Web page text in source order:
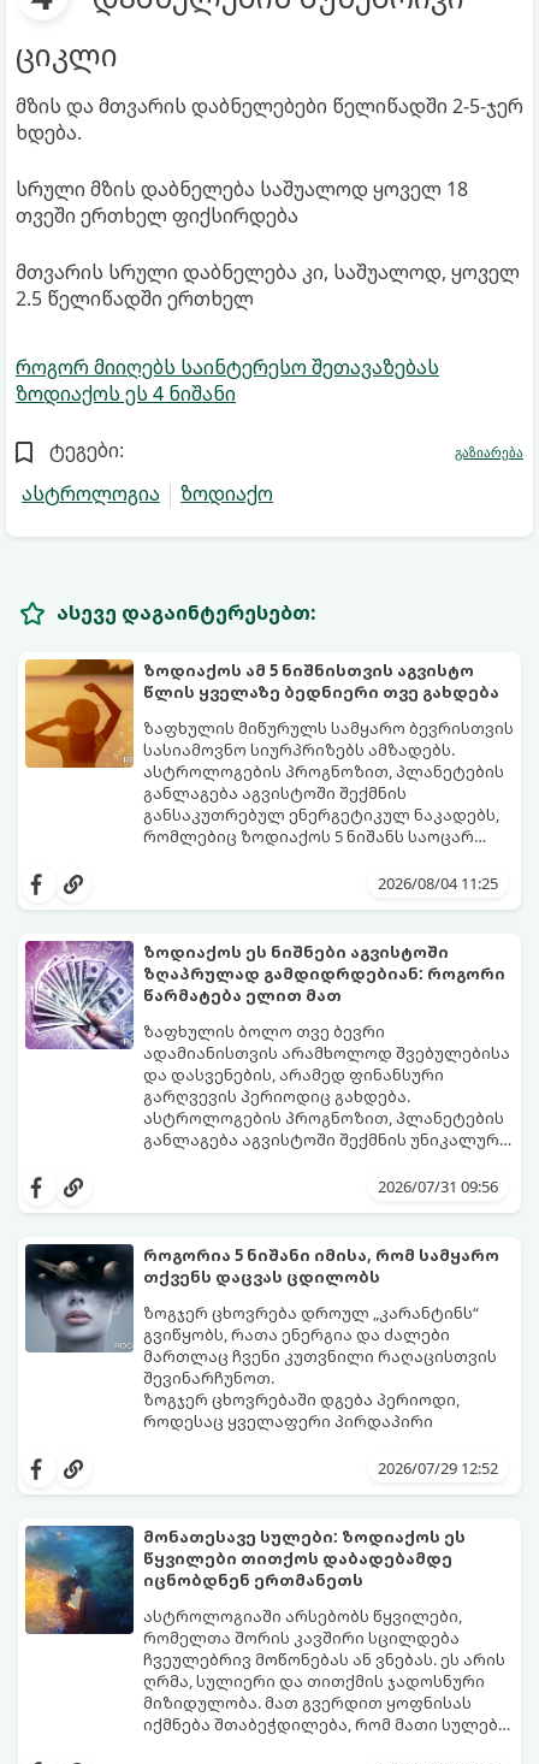
ციკლი
მზის და მთვარის დაბნელებები წელიწადში 2-5-ჯერ
ხდება.
სრული მზის დაბნელება საშუალოდ ყოველ 18
თვეში ერთხელ ფიქსირდება
მთვარის სრული დაბნელება კი, საშუალოდ, ყოველ
2.5 წელიწადში ერთხელ
როგორ მიიღებს საინტერესო შეთავაზებას
ზოდიაქოს ეს 4 ნიშანი
ტეგები:
ასტროლოგია
ზოდიაქო
გაზიარება
ასევე დაგაინტერესებთ:
ზოდიაქოს ამ 5 ნიშნისთვის აგვისტო
წლის ყველაზე ბედნიერი თვე გახდება
ზაფხულის მიწურულს სამყარო ბევრისთვის
სასიამოვნო სიურპრიზებს ამზადებს.
ასტროლოგების პროგნოზით, პლანეტების
განლაგება აგვისტოში შექმნის
განსაკუთრებულ ენერგეტიკულ ნაკადებს,
რომლებიც ზოდიაქოს 5 ნიშანს საოცარ
ყველაზე ბედნიერი თვე აღმოჩნდება.
2026/08/04 11:25
ზოდიაქოს ეს ნიშნები აგვისტოში
ზღაპრულად გამდიდრდებიან: როგორი
წარმატება ელით მათ
ზაფხულის ბოლო თვე ბევრი
ადამიანისთვის არამხოლოდ შვებულებისა
და დასვენების, არამედ ფინანსური
გარღვევის პერიოდიც გახდება.
ასტროლოგების პროგნოზით, პლანეტების
განლაგება აგვისტოში შექმნის უნიკალურ
ზოდიაქოს 4 ნიშანს ფინანსური წარმატების
შორის, ვისაც აგვისტოში ფინანსური
2026/07/31 09:56
როგორია 5 ნიშანი იმისა, რომ სამყარო
თქვენს დაცვას ცდილობს
ზოგჯერ ცხოვრება დროულ „კარანტინს“
გვიწყობს, რათა ენერგია და ძალები
მართლაც ჩვენი კუთვნილი რაღაცისთვის
შევინარჩუნოთ.
ზოგჯერ ცხოვრებაში დგება პერიოდი,
როდესაც ყველაფერი პირდაპირი
იშლება მნიშვნელოვანი გარიგებები,
ახლობლებად ვთვლიდით, უეცრად მიდიან.
ასეთ მომენტებში ადვილია
სასოწარკვეთილებაში ჩავარდნა. თუმცა
ეზოთერიკასა და ფსიქოლოგიაში ეს
ფენომენი ხშირად სხვანაირად
განიხილება: როგორც სამყაროს (ან ჩვენი
არაცნობიერის) ფარული დამცავი
მექანიზმების მუშაობა, რომელთაც
რეალური, მაგრამ ჯერ კიდევ უხილავი
საფრთხისგან შორს მივყავართ.
აი, 5 აშკარა ნიშანი იმისა, რომ
მომხდარი მარცხი სასჯელი კი არა,
თქვენი დაცვისკენ მიმართული
სამყაროს მცდელობაა:
2026/07/29 12:52
მონათესავე სულები: ზოდიაქოს ეს
წყვილები თითქოს დაბადებამდე
იცნობდნენ ერთმანეთს
ასტროლოგიაში არსებობს წყვილები,
რომელთა შორის კავშირი სცილდება
ჩვეულებრივ მოწონებას ან ვნებას. ეს არის
ღრმა, სულიერი და თითქმის ჯადოსნური
მიზიდულობა. მათ გვერდით ყოფნისას
იქმნება შთაბეჭდილება, რომ მათი სულები